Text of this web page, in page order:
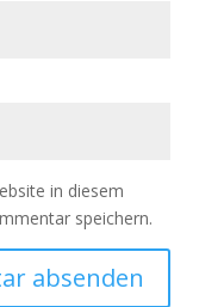
in diesem
speichern.